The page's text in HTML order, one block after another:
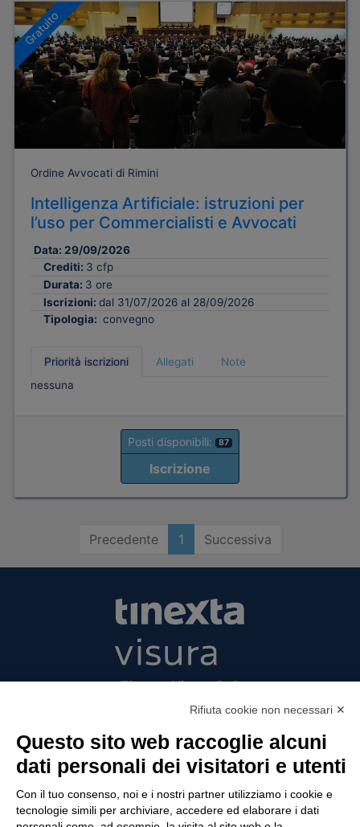
Gratuito
Ordine Avvocati di Rimini
Intelligenza Artificiale: istruzioni per
l’uso per Commercialisti e Avvocati
Data: 29/09/2026
Crediti: 3 cfp
Durata: 3 ore
Iscrizioni: dal 31/07/2026 al 28/09/2026
Tipologia: convegno
Priorità iscrizioni Allegati
Note
nessuna
Posti disponibili: 87
Iscrizione
Precedente 1 Successiva
Tinexta Visura SpA
Piazzale Flaminio 1/b, 00196 Roma, Italia
Società soggetta alla direzione e coordinamento
di Tinexta SpA
Rifiuta cookie non necessari ✕
Questo sito web raccoglie alcuni
dati personali dei visitatori e utenti
Con il tuo consenso, noi e i nostri partner utilizziamo i cookie e
tecnologie simili per archiviare, accedere ed elaborare i dati